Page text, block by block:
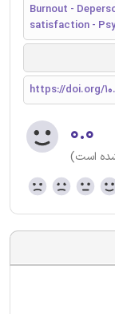
Burnout -
satisfaction -
https://doi.org/
۰.۰
است)